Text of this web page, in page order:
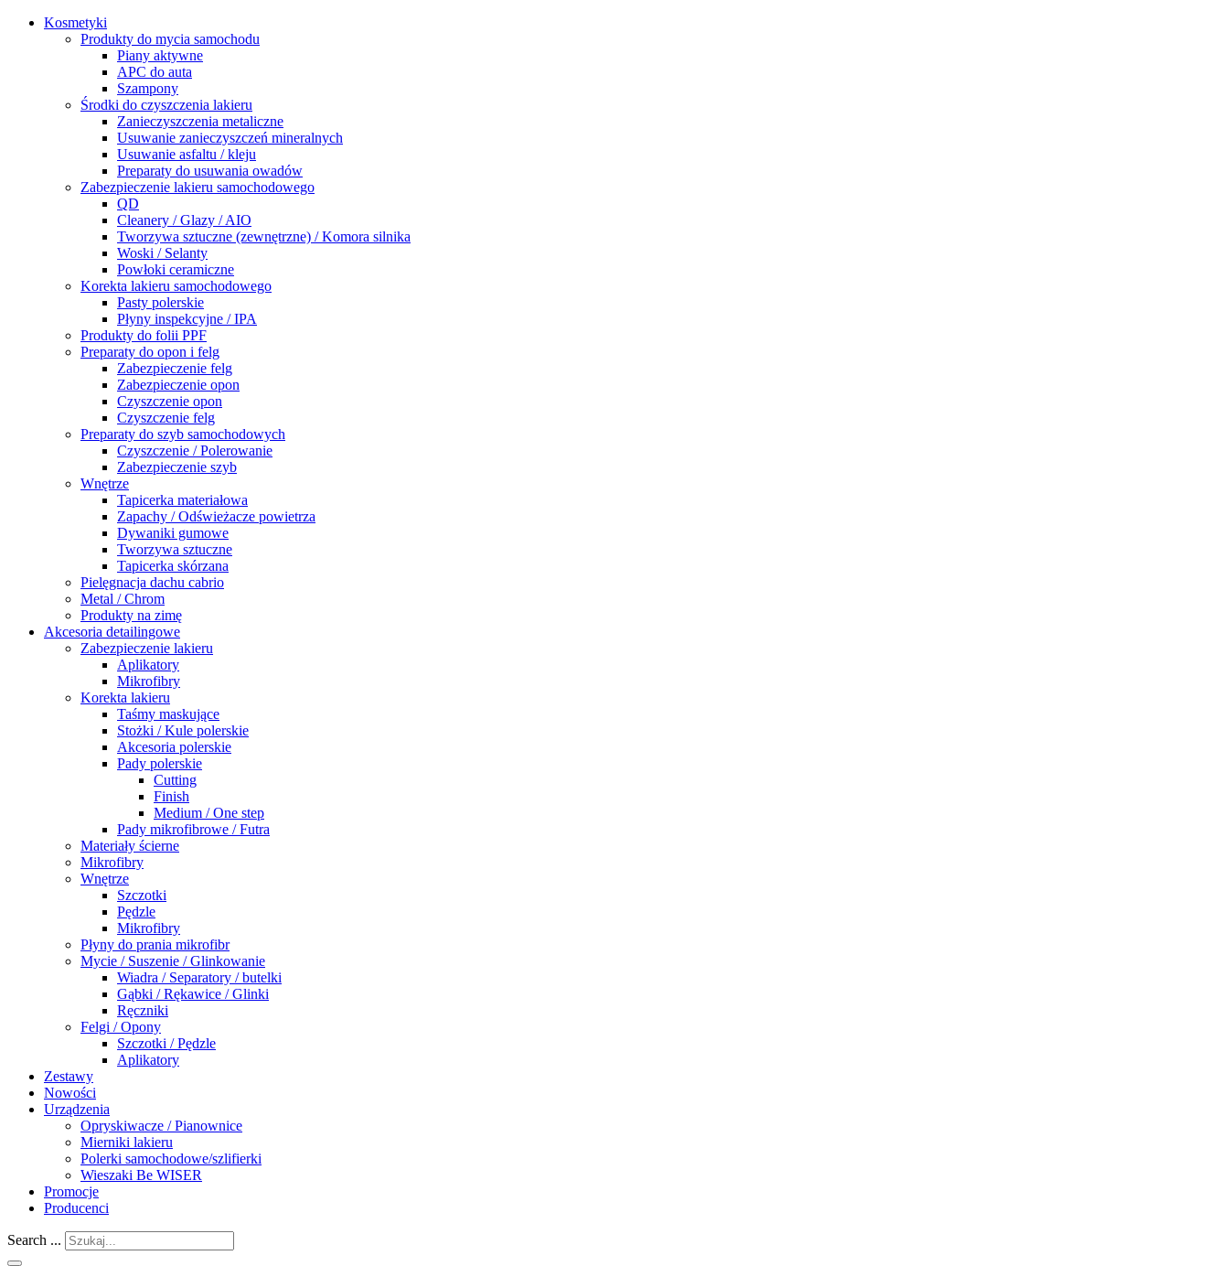
Kosmetyki
Produkty do mycia samochodu
Piany aktywne
APC do auta
Szampony
Środki do czyszczenia lakieru
Zanieczyszczenia metaliczne
Usuwanie zanieczyszczeń mineralnych
Usuwanie asfaltu / kleju
Preparaty do usuwania owadów
Zabezpieczenie lakieru samochodowego
QD
Cleanery / Glazy / AIO
Tworzywa sztuczne (zewnętrzne) / Komora silnika
Woski / Selanty
Powłoki ceramiczne
Korekta lakieru samochodowego
Pasty polerskie
Płyny inspekcyjne / IPA
Produkty do folii PPF
Preparaty do opon i felg
Zabezpieczenie felg
Zabezpieczenie opon
Czyszczenie opon
Czyszczenie felg
Preparaty do szyb samochodowych
Czyszczenie / Polerowanie
Zabezpieczenie szyb
Wnętrze
Tapicerka materiałowa
Zapachy / Odświeżacze powietrza
Dywaniki gumowe
Tworzywa sztuczne
Tapicerka skórzana
Pielęgnacja dachu cabrio
Metal / Chrom
Produkty na zimę
Akcesoria detailingowe
Zabezpieczenie lakieru
Aplikatory
Mikrofibry
Korekta lakieru
Taśmy maskujące
Stożki / Kule polerskie
Akcesoria polerskie
Pady polerskie
Cutting
Finish
Medium / One step
Pady mikrofibrowe / Futra
Materiały ścierne
Mikrofibry
Wnętrze
Szczotki
Pędzle
Mikrofibry
Płyny do prania mikrofibr
Mycie / Suszenie / Glinkowanie
Wiadra / Separatory / butelki
Gąbki / Rękawice / Glinki
Ręczniki
Felgi / Opony
Szczotki / Pędzle
Aplikatory
Zestawy
Nowości
Urządzenia
Opryskiwacze / Pianownice
Mierniki lakieru
Polerki samochodowe/szlifierki
Wieszaki Be WISER
Promocje
Producenci
Search ...